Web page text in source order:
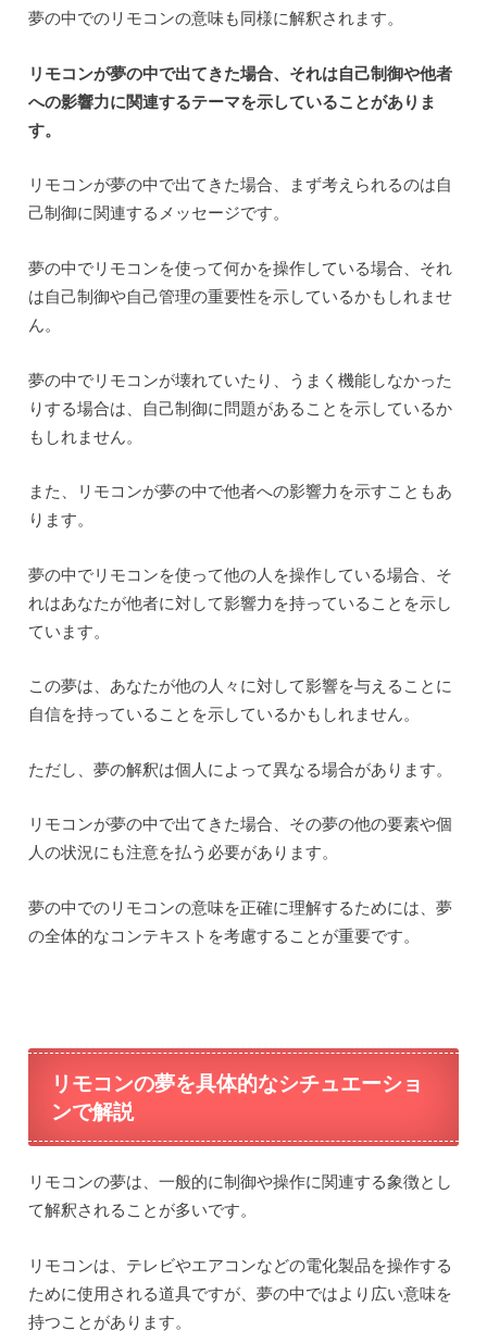
夢の中でのリモコンの意味も同様に解釈されます。
リモコンが夢の中で出てきた場合、それは自己制御や他者
への影響力に関連するテーマを示していることがありま
す。
リモコンが夢の中で出てきた場合、まず考えられるのは自
己制御に関連するメッセージです。
夢の中でリモコンを使って何かを操作している場合、それ
は自己制御や自己管理の重要性を示しているかもしれませ
ん。
夢の中でリモコンが壊れていたり、うまく機能しなかった
りする場合は、自己制御に問題があることを示しているか
もしれません。
また、リモコンが夢の中で他者への影響力を示すこともあ
ります。
夢の中でリモコンを使って他の人を操作している場合、そ
れはあなたが他者に対して影響力を持っていることを示し
ています。
この夢は、あなたが他の人々に対して影響を与えることに
自信を持っていることを示しているかもしれません。
ただし、夢の解釈は個人によって異なる場合があります。
リモコンが夢の中で出てきた場合、その夢の他の要素や個
人の状況にも注意を払う必要があります。
夢の中でのリモコンの意味を正確に理解するためには、夢
の全体的なコンテキストを考慮することが重要です。
リモコンの夢を具体的なシチュエーショ
ンで解説
リモコンの夢は、一般的に制御や操作に関連する象徴とし
て解釈されることが多いです。
リモコンは、テレビやエアコンなどの電化製品を操作する
ために使用される道具ですが、夢の中ではより広い意味を
持つことがあります。